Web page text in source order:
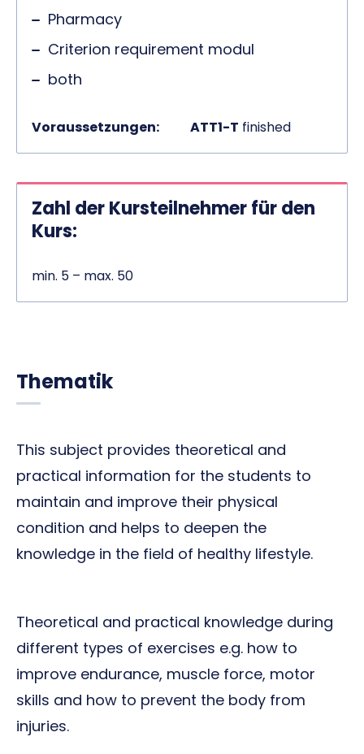
Pharmacy
Criterion requirement modul
both
Voraussetzungen: ATT1-T finished
Zahl der Kursteilnehmer für den
Kurs:
min. 5 – max. 50
Thematik
This subject provides theoretical and
practical information for the students to
maintain and improve their physical
condition and helps to deepen the
knowledge in the field of healthy lifestyle.
Theoretical and practical knowledge during
different types of exercises e.g. how to
improve endurance, muscle force, motor
skills and how to prevent the body from
injuries.